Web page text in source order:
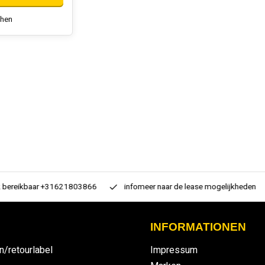
+31621803866 infomeer naar de lease mogelijkheden
retourlabel
INFORMATIONEN
Impressum